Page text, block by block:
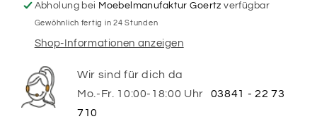
Abholung bei Moebelmanufaktur Goertz verfügbar
Gewöhnlich fertig in 24 Stunden
Shop-Informationen anzeigen
Wir sind für dich da
Mo.-Fr. 10:00-18:00 Uhr
03841 - 22 73
710